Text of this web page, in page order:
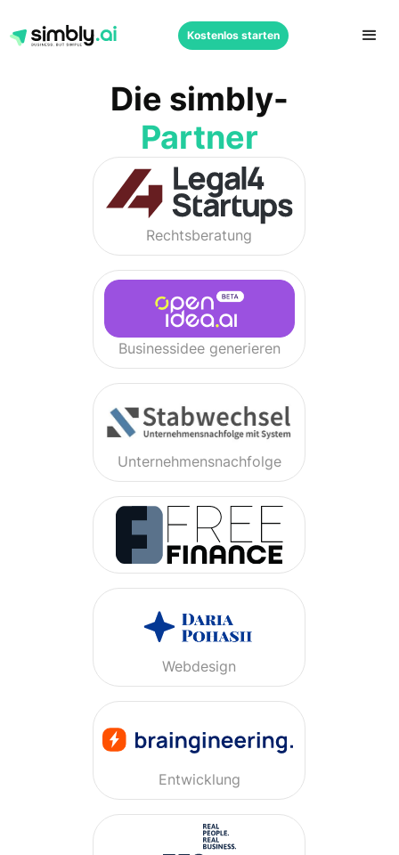
Kostenlos starten
Die simbly-
Partner
Rechtsberatung
Businessidee generieren
Unternehmensnachfolge
Webdesign
Entwicklung
Kostenlos starten